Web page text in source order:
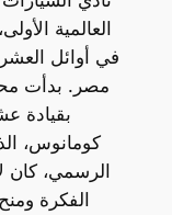
العالمية
في أوائل
بقيادة
كومانوس،
الرسمي، كان
الفكرة